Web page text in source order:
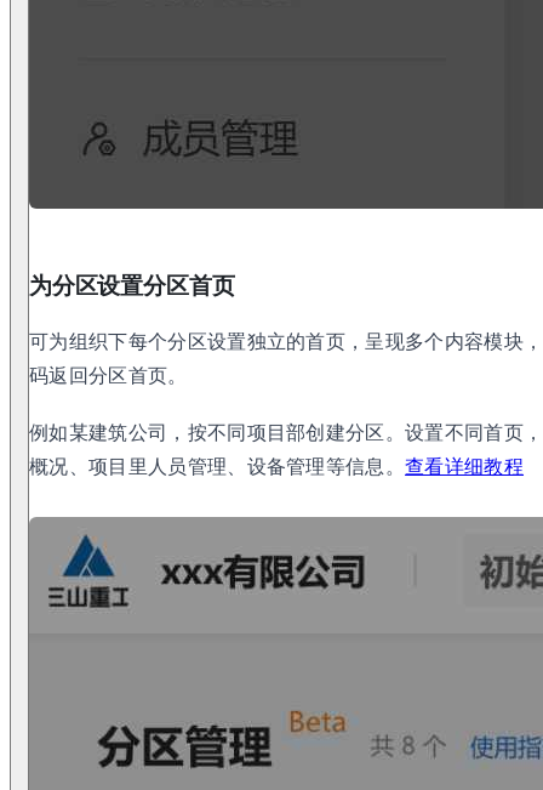
为分区设置分区首页
可为组织下每个分区设置独立的首页，呈现多个内容模块
码返回分区首页。
例如某建筑公司，按不同项目部创建分区。设置不同首页
概况、项目里人员管理、设备管理等信息。查看详细教程